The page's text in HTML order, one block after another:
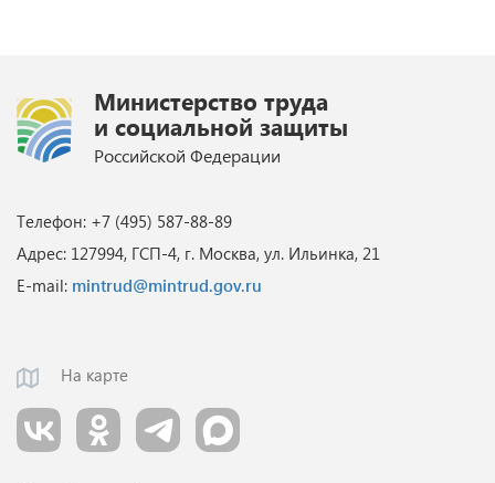
Министерство труда
и социальной защиты
Российской Федерации
Телефон: +7 (495) 587-88-89
Адрес: 127994, ГСП-4, г. Москва, ул. Ильинка, 21
E-mail: mintrud@mintrud.gov.ru
На карте